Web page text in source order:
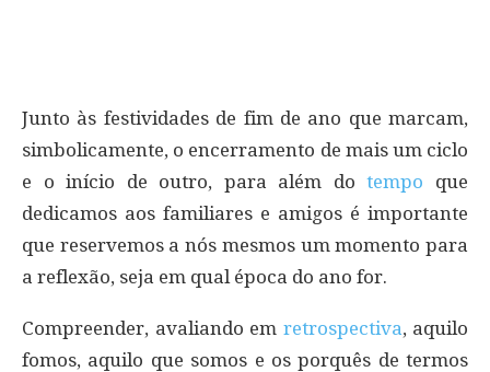
Junto às festividades de fim de ano que marcam,
simbolicamente, o encerramento de mais um ciclo
e o início de outro, para além dotempo que
dedicamos aos familiares e amigos é importante
que reservemos a nós mesmos um momento para
a reflexão, seja em qual época do ano for.
Compreender, avaliando em retrospectiva, aquilo
fomos, aquilo que somos e os porquês de termos